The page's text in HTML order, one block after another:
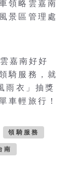
領略雲嘉南
景區管理處
嘉南好好
騎服務，就
雨衣」抽獎
車輕旅行！
領騎服務
南